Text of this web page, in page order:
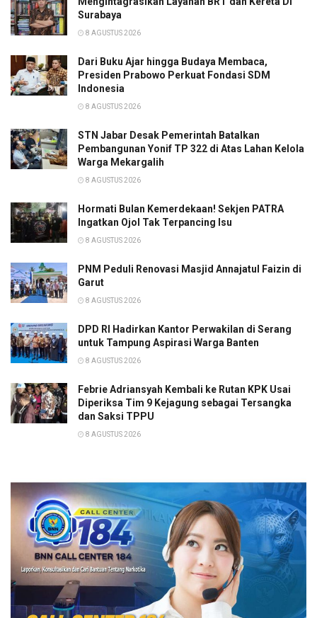
Surabaya
8 AGUSTUS 2026
Dari Buku Ajar hingga Budaya Membaca,
Presiden Prabowo Perkuat Fondasi SDM
Indonesia
8 AGUSTUS 2026
STN Jabar Desak Pemerintah Batalkan
Pembangunan Yonif TP 322 di Atas Lahan Kelola
Warga Mekargalih
8 AGUSTUS 2026
Hormati Bulan Kemerdekaan! Sekjen PATRA
Ingatkan Ojol Tak Terpancing Isu
8 AGUSTUS 2026
PNM Peduli Renovasi Masjid Annajatul Faizin di
Garut
8 AGUSTUS 2026
DPD RI Hadirkan Kantor Perwakilan di Serang
untuk Tampung Aspirasi Warga Banten
8 AGUSTUS 2026
Febrie Adriansyah Kembali ke Rutan KPK Usai
Diperiksa Tim 9 Kejagung sebagai Tersangka
dan Saksi TPPU
8 AGUSTUS 2026